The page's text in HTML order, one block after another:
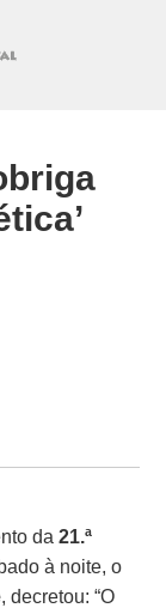
da21.ª
à noite, o
, decretou: “O